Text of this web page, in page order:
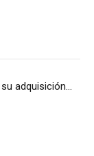
adquisición